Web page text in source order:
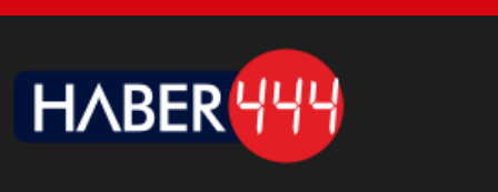
MAGAZIN
EGITIM